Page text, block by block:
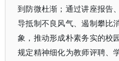
到防微杜渐；通过讲座报告
导抵制不良风气、遏制攀比
象，推动形成朴素务实的校
规定精神细化为教师评聘、